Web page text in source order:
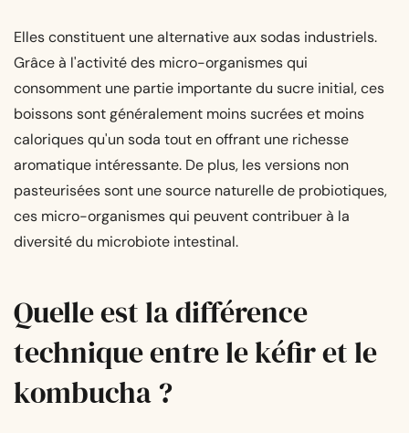
Elles constituent une alternative aux sodas industriels.
Grâce à l'activité des micro-organismes qui
consomment une partie importante du sucre initial, ces
boissons sont généralement moins sucrées et moins
caloriques qu'un soda tout en offrant une richesse
aromatique intéressante. De plus, les versions non
pasteurisées sont une source naturelle de probiotiques,
ces micro-organismes qui peuvent contribuer à la
diversité du microbiote intestinal.
Quelle est la différence
technique entre le kéfir et le
kombucha ?